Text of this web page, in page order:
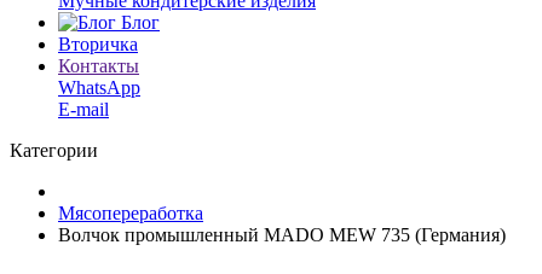
Блог
Вторичка
Контакты
WhatsApp
E-mail
Категории
Мясопереработка
Волчок промышленный MADO MEW 735 (Германия)